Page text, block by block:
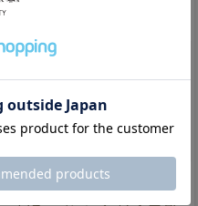
)
【2022年春夏追加柄(Neon
ト(ビニールコーティング生地)
シテ)MATLAMI3637113N-J22A
【2022年春夏追加柄(Neon
FABRICS リバティプリント 国